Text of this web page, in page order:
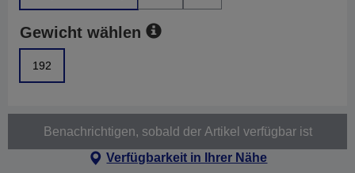
Gewicht wählen
192
Benachrichtigen, sobald der Artikel verfügbar ist
Verfügbarkeit in Ihrer Nähe